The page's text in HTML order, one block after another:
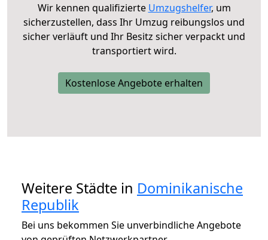
Wir kennen qualifizierte Umzugshelfer, um
sicherzustellen, dass Ihr Umzug reibungslos und
sicher verläuft und Ihr Besitz sicher verpackt und
transportiert wird.
Kostenlose Angebote erhalten
Weitere Städte in Dominikanische
Republik
Bei uns bekommen Sie unverbindliche Angebote